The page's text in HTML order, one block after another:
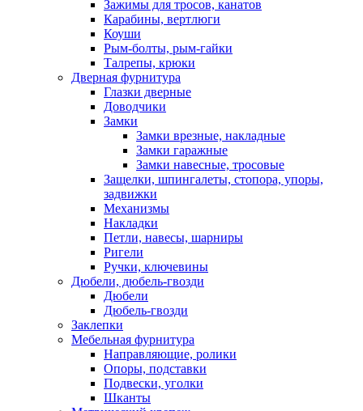
Зажимы для тросов, канатов
Карабины, вертлюги
Коуши
Рым-болты, рым-гайки
Талрепы, крюки
Дверная фурнитура
Глазки дверные
Доводчики
Замки
Замки врезные, накладные
Замки гаражные
Замки навесные, тросовые
Защелки, шпингалеты, стопора, упоры,
задвижки
Механизмы
Накладки
Петли, навесы, шарниры
Ригели
Ручки, ключевины
Дюбели, дюбель-гвозди
Дюбели
Дюбель-гвозди
Заклепки
Мебельная фурнитура
Направляющие, ролики
Опоры, подставки
Подвески, уголки
Шканты